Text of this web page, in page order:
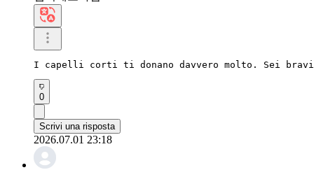
I capelli corti ti donano davvero molto. Sei
0
Scrivi una risposta
2026.07.01 23:18